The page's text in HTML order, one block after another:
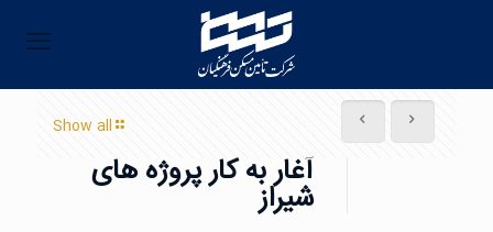
Show all
آغار به کار پروژه های
شیراز